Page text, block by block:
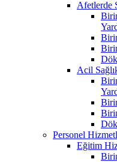
Afetlerde
Acil
Personel
Eğitim